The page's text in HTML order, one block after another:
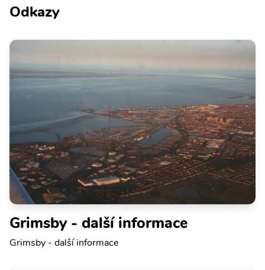
Odkazy
Grimsby - další informace
Grimsby - další informace